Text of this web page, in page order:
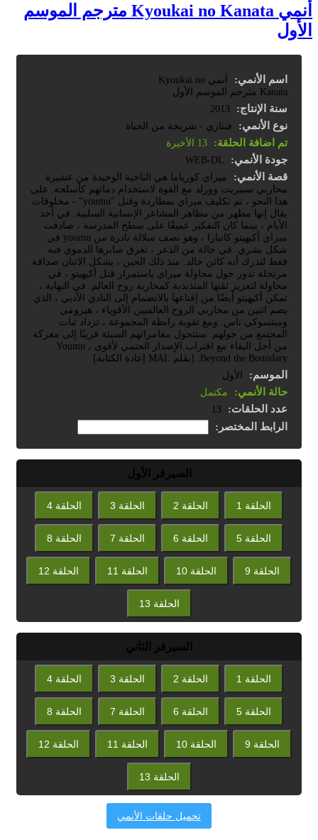
أنمي Kyoukai no Kanata مترجم الموسم
الأول
اسم الأنمي:
أنمي Kyoukai no
Kanata مترجم الموسم الأول
سنة الإنتاج: 2013
نوع الأنمي: فنتازي - شريحة من الحياة
تم اضافة الحلقة: 13 الأخيرة
جودة الأنمي: WEB-DL
قصة الأنمي:
ميراي كورياما هي الناجية الوحيدة من عشيرة
محاربي سبيريت وورلد مع القوة لاستخدام دمائهم كأسلحة. على
هذا النحو ، تم تكليف ميراي بمطاردة وقتل "youmu" - مخلوقات
يقال إنها مظهر من مظاهر المشاعر الإنسانية السلبية. في أحد
الأيام ، بينما كان التفكير عميقًا على سطح المدرسة ، صادفت
ميراي أكيهيتو كانبارا ، وهو نصف سلالة نادرة من youmu في
شكل بشري. في حالة من الذعر ، تغرق صابرها الدموي فيه
فقط لتدرك أنه كائن خالد. منذ ذلك الحين ، يشكل الاثنان صداقة
مرتجلة تدور حول محاولة ميراي باستمرار قتل أكيهيتو ، في
محاولة لتعزيز ثقتها المتذبذبة كمحاربة روح العالم. في النهاية ،
تمكن أكيهيتو أيضًا من إقناعها بالانضمام إلى النادي الأدبي ، الذي
يضم اثنين من محاربي الروح العالميين الأقوياء ، هيرومي
وميتسوكي ناس. ومع تقوية رابطة المجموعة ، تزداد ثبات
المجتمع من حولهم. ستتحول مغامراتهم السيئة قريبًا إلى معركة
من أجل البقاء مع اقتراب الإصدار الحتمي لأقوى Youmu ،
Beyond the Boundary. [بقلم MAL إعادة الكتابة]
الموسم: الأول
حالة الأنمي: مكتمل
عدد الحلقات: 13
الرابط المختصر:
السيرفر الأول
الحلقة 1 الحلقة 2 الحلقة 3 الحلقة 4
الحلقة 5 الحلقة 6 الحلقة 7 الحلقة 8
الحلقة 9 الحلقة 10 الحلقة 11 الحلقة 12
الحلقة 13
السيرفر الثاني
الحلقة 1 الحلقة 2 الحلقة 3 الحلقة 4
الحلقة 5 الحلقة 6 الحلقة 7 الحلقة 8
الحلقة 9 الحلقة 10 الحلقة 11 الحلقة 12
الحلقة 13
تحميل حلقات الأنمي